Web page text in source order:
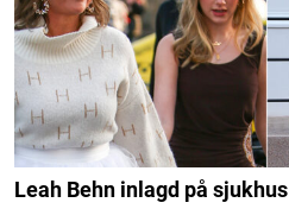
Leah Behn inlagd på sjukhus